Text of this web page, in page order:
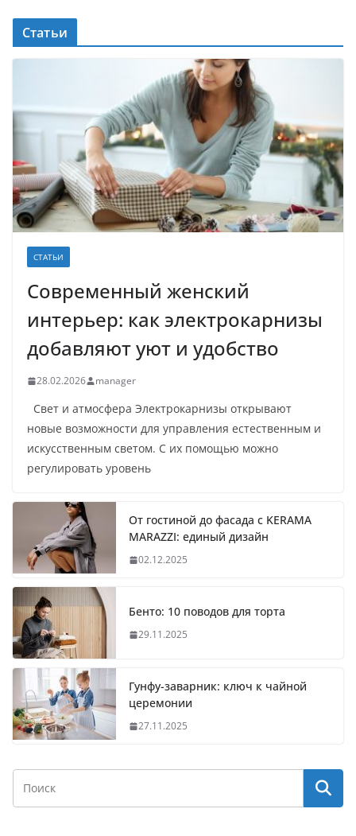
Статьи
СТАТЬИ
Современный женский
интерьер: как электрокарнизы
добавляют уют и удобство
28.02.2026 manager
Свет и атмосфера Электрокарнизы открывают
новые возможности для управления естественным и
искусственным светом. С их помощью можно
регулировать уровень
От гостиной до фасада с KERAMA
MARAZZI: единый дизайн
02.12.2025
Бенто: 10 поводов для торта
29.11.2025
Гунфу-заварник: ключ к чайной
церемонии
27.11.2025